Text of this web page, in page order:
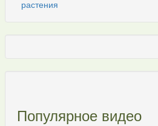
Популярное видео